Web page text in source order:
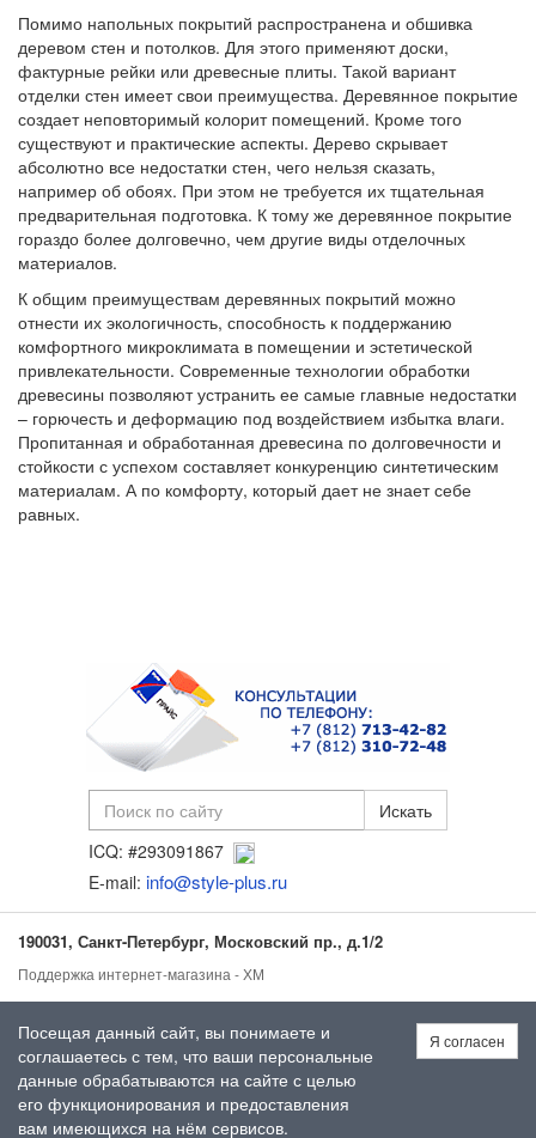
Помимо напольных покрытий распространена и обшивка
деревом стен и потолков. Для этого применяют доски,
фактурные рейки или древесные плиты. Такой вариант
отделки стен имеет свои преимущества. Деревянное покрытие
создает неповторимый колорит помещений. Кроме того
существуют и практические аспекты. Дерево скрывает
абсолютно все недостатки стен, чего нельзя сказать,
например об обоях. При этом не требуется их тщательная
предварительная подготовка. К тому же деревянное покрытие
гораздо более долговечно, чем другие виды отделочных
материалов.
К общим преимуществам деревянных покрытий можно
отнести их экологичность, способность к поддержанию
комфортного микроклимата в помещении и эстетической
привлекательности. Современные технологии обработки
древесины позволяют устранить ее самые главные недостатки
– горючесть и деформацию под воздействием избытка влаги.
Пропитанная и обработанная древесина по долговечности и
стойкости с успехом составляет конкуренцию синтетическим
материалам. А по комфорту, который дает не знает себе
равных.
ICQ: #293091867
E-mail: info@style-plus.ru
190031, Санкт-Петербург, Московский пр., д.1/2
Поддержка интернет-магазина - ХМ
Посещая данный сайт, вы понимаете и
соглашаетесь с тем, что ваши персональные
данные обрабатываются на сайте с целью
его функционирования и предоставления
вам имеющихся на нём сервисов.
Я согласен